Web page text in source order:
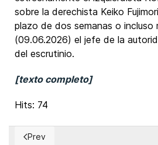
sobre la derechista Keiko
plazo de dos semanas o incluso
(09.06.2026) el jefe de la
del escrutinio.
[texto completo]
Hits: 74
Previous article: Brasil:
Prev